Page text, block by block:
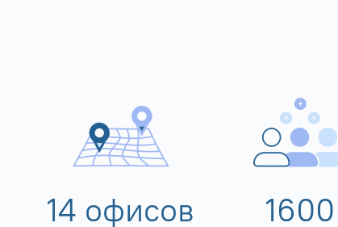
14 офисов 1600